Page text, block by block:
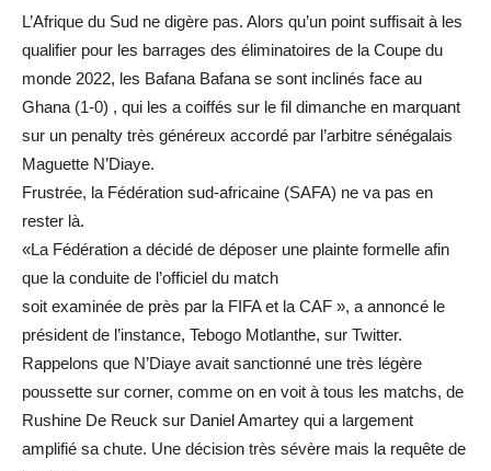
L’Afrique du Sud ne digère pas. Alors qu’un point suffisait à les
qualifier pour les barrages des éliminatoires de la Coupe du
monde 2022, les Bafana Bafana se sont inclinés face au
Ghana (1-0) , qui les a coiffés sur le fil dimanche en marquant
sur un penalty très généreux accordé par l’arbitre sénégalais
Maguette N’Diaye.
Frustrée, la Fédération sud-africaine (SAFA) ne va pas en
rester là.
«La Fédération a décidé de déposer une plainte formelle afin
que la conduite de l’officiel du match
soit examinée de près par la FIFA et la CAF », a annoncé le
président de l’instance, Tebogo Motlanthe, sur Twitter.
Rappelons que N’Diaye avait sanctionné une très légère
poussette sur corner, comme on en voit à tous les matchs, de
Rushine De Reuck sur Daniel Amartey qui a largement
amplifié sa chute. Une décision très sévère mais la requête de